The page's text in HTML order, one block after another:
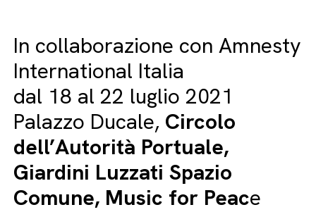
In collaborazione con Amnesty
International Italia
dal 18 al 22 luglio 2021
Palazzo Ducale, Circolo
dell’Autorità Portuale,
Giardini Luzzati Spazio
Comune, Music for Peace